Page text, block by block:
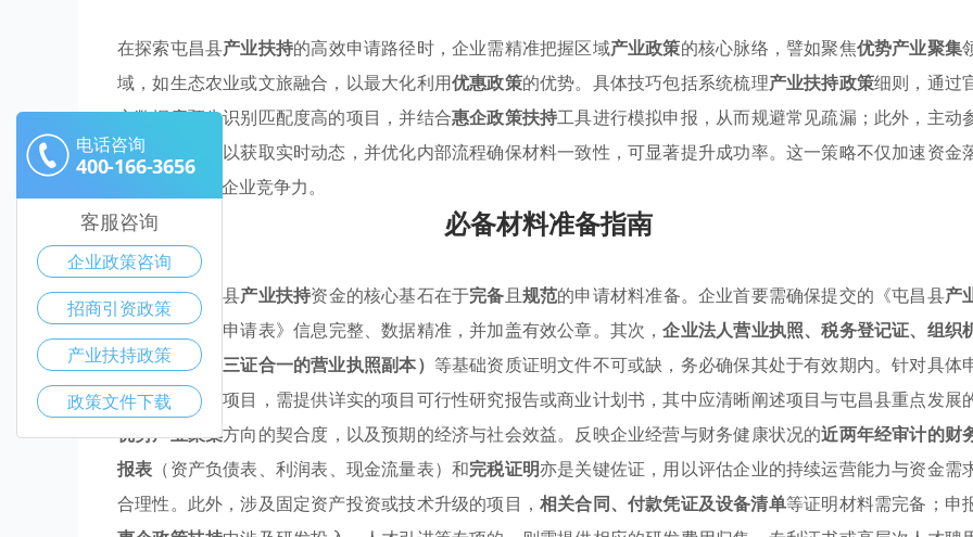
在探索屯昌县产业扶持的高效申请路径时，企业需精准把握区域产业政策的核心脉络，譬如聚焦优势产业聚集
域，如生态农业或文旅融合，以最大化利用优惠政策的优势。具体技巧包括系统梳理产业扶持政策细则，通过
方数据库预先识别匹配度高的项目，并结合惠企政策扶持工具进行模拟申报，从而规避常见疏漏；此外，主动
与政策宣讲会以获取实时动态，并优化内部流程确保材料一致性，可显著提升成功率。这一策略不仅加速资金
地，还强化了企业竞争力。
必备材料准备指南
成功申请屯昌县产业扶持资金的核心基石在于完备且规范的申请材料准备。企业首要需确保提交的《屯昌县产
政策专项资金申请表》信息完整、数据精准，并加盖有效公章。其次，企业法人营业执照、税务登记证、组织
构代码证（或三证合一的营业执照副本） 等基础资质证明文件不可或缺，务必确保其处于有效期内。针对具体
报的优惠政策项目，需提供详实的项目可行性研究报告或商业计划书，其中应清晰阐述项目与屯昌县重点发展
优势产业聚集方向的契合度，以及预期的经济与社会效益。反映企业经营与财务健康状况的近两年经审计的财
报表 （资产负债表、利润表、现金流量表）和完税证明亦是关键佐证，用以评估企业的持续运营能力与资金需
合理性。此外，涉及固定资产投资或技术升级的项目， 相关合同、付款凭证及设备清单等证明材料需完备；申
电话咨询
400-166-3656
客服咨询
企业政策咨询
招商引资政策
产业扶持政策
政策文件下载